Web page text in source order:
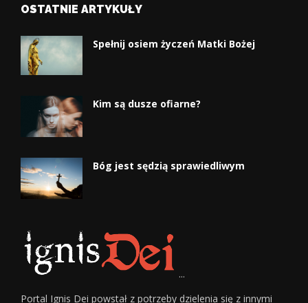
OSTATNIE ARTYKUŁY
Spełnij osiem życzeń Matki Bożej
Kim są dusze ofiarne?
Bóg jest sędzią sprawiedliwym
...
Portal Ignis Dei powstał z potrzeby dzielenia się z innymi